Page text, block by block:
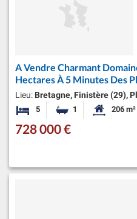
A Vendre Charmant
Hectares À 5 Minutes Des
Lieu: Bretagne, Finistère (29),
5 Chambres1 Salle de bain206 m²
728 000 €